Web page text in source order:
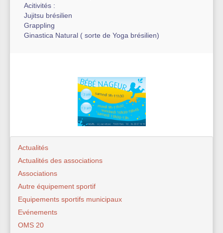
Acitivités :
Jujitsu brésilien
Grappling
Ginastica Natural ( sorte de Yoga brésilien)
Actualités
Actualités des associations
Associations
Autre équipement sportif
Equipements sportifs municipaux
Evénements
OMS 20